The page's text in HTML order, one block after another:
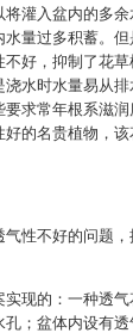
灌入盆内的多余
量过多积蓄。但
好，抑制了花草
水时水量易从排
求常年根系滋润
的名贵植物，该
性不好的问题，
现的：一种透气
；盆体内设有透